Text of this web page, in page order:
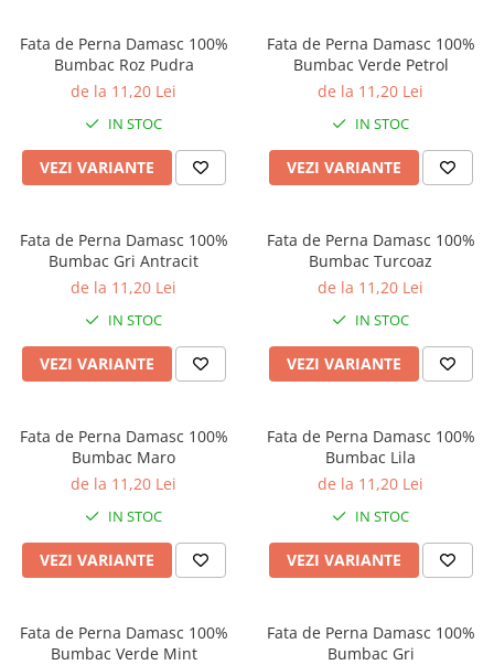
Bumbac policoton
Compatibile cu saltea
90x200cm
100x200cm
120x200cm
140x200cm
180x200cm
200x200cm
200x220cm
Tipul cearceafului de pat
Cu elastic
Bleu
Gri
Rosie
Fata de Perna Damasc 100%
Bumbac Roz Pudra
de la 11,20 Lei
IN STOC
VEZI VARIANTE
Fata de Perna Damasc 100%
Bumbac Verde Petrol
de la 11,20 Lei
IN STOC
VEZI VARIANTE
Fata de Perna Damasc 100%
Bumbac Gri Antracit
de la 11,20 Lei
IN STOC
VEZI VARIANTE
Fata de Perna Damasc 100%
Bumbac Turcoaz
de la 11,20 Lei
IN STOC
VEZI VARIANTE
Fata de Perna Damasc 100%
Bumbac Maro
de la 11,20 Lei
IN STOC
VEZI VARIANTE
Fata de Perna Damasc 100%
Bumbac Lila
de la 11,20 Lei
IN STOC
VEZI VARIANTE
Fata de Perna Damasc 100%
Bumbac Verde Mint
Fata de Perna Damasc 100%
Bumbac Gri